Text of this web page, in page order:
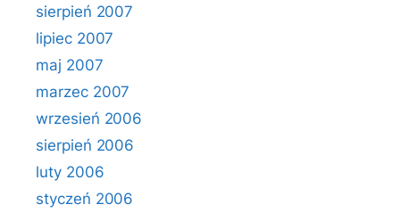
sierpień 2007
lipiec 2007
maj 2007
marzec 2007
wrzesień 2006
sierpień 2006
luty 2006
styczeń 2006